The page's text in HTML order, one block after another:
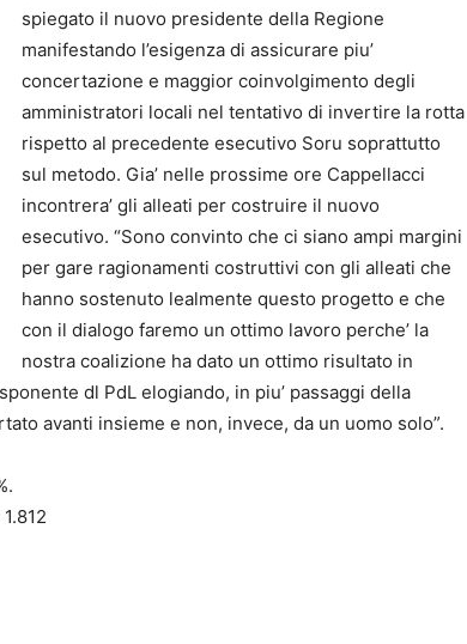
spiegato il nuovo presidente della Regione
manifestando l’esigenza di assicurare piu’
concertazione e maggior coinvolgimento degli
amministratori locali nel tentativo di invertire la rotta
rispetto al precedente esecutivo Soru soprattutto
sul metodo. Gia’ nelle prossime ore Cappellacci
incontrera’ gli alleati per costruire il nuovo
esecutivo. “Sono convinto che ci siano ampi margini
per gare ragionamenti costruttivi con gli alleati che
hanno sostenuto lealmente questo progetto e che
con il dialogo faremo un ottimo lavoro perche’ la
nostra coalizione ha dato un ottimo risultato in
dl PdL elogiando, in piu’ passaggi della
avanti insieme e non, invece, da un uomo solo”.